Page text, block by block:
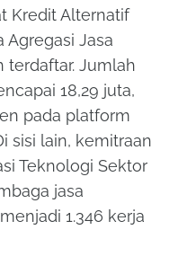
Kredit Alternatif
Agregasi Jasa
terdaftar. Jumlah
18,29 juta,
pada platform
sisi lain, kemitraan
Teknologi Sektor
jasa
1.346 kerja